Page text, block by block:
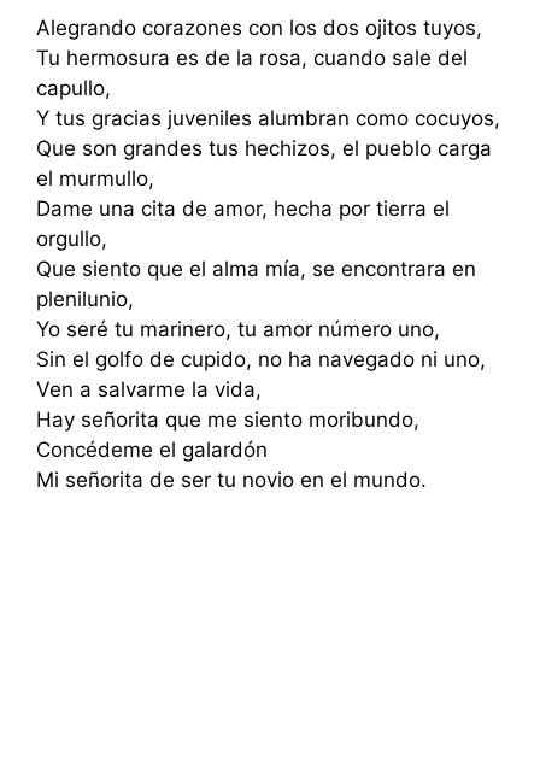
Alegrando corazones con los dos ojitos tuyos,
Tu hermosura es de la rosa, cuando sale del
capullo,
Y tus gracias juveniles alumbran como cocuyos,
Que son grandes tus hechizos, el pueblo carga
el murmullo,
Dame una cita de amor, hecha por tierra el
orgullo,
Que siento que el alma mía, se encontrara en
plenilunio,
Yo seré tu marinero, tu amor número uno,
Sin el golfo de cupido, no ha navegado ni uno,
Ven a salvarme la vida,
Hay señorita que me siento moribundo,
Concédeme el galardón
Mi señorita de ser tu novio en el mundo.